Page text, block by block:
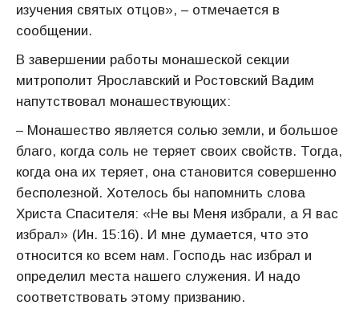
изучения святых отцов», – отмечается в
сообщении.
В завершении работы монашеской секции
митрополит Ярославский и Ростовский Вадим
напутствовал монашествующих:
– Монашество является солью земли, и большое
благо, когда соль не теряет своих свойств. Тогда,
когда она их теряет, она становится совершенно
бесполезной. Хотелось бы напомнить слова
Христа Спасителя: «Не вы Меня избрали, а Я вас
избрал» (Ин. 15:16). И мне думается, что это
относится ко всем нам. Господь нас избрал и
определил места нашего служения. И надо
соответствовать этому призванию.